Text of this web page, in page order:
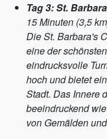
Tag 3: St.
15 Minuten (3,5
Die St. Barbara's
eine der
eindrucksvolle
hoch und bietet
Stadt. Das Innere
beeindruckend
von Gemälden